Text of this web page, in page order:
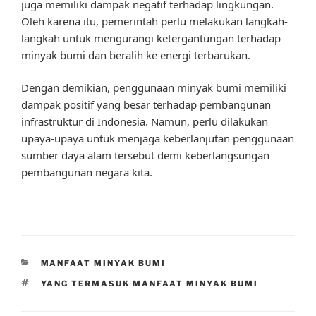
juga memiliki dampak negatif terhadap lingkungan.
Oleh karena itu, pemerintah perlu melakukan langkah-
langkah untuk mengurangi ketergantungan terhadap
minyak bumi dan beralih ke energi terbarukan.
Dengan demikian, penggunaan minyak bumi memiliki
dampak positif yang besar terhadap pembangunan
infrastruktur di Indonesia. Namun, perlu dilakukan
upaya-upaya untuk menjaga keberlanjutan penggunaan
sumber daya alam tersebut demi keberlangsungan
pembangunan negara kita.
CATEGORIES
MANFAAT MINYAK BUMI
TAGS
YANG TERMASUK MANFAAT MINYAK BUMI